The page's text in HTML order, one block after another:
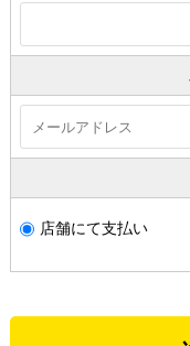
店舗にて支払い